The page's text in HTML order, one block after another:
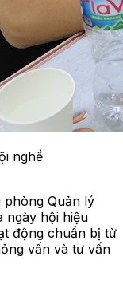
nghề
phòng Quản lý
ngày hội hiệu
động chuẩn bị từ
vấn và tư vấn